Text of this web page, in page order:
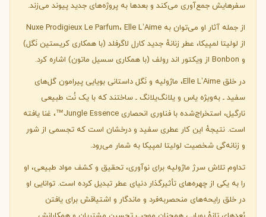
سفرهایش جمع‌آوری می‌کند و بعدها به پروژه‌های جدید پیوند می‌زند.
از جمله آثار او می‌توان به Nuxe Prodigieux Le Parfum، Elle L’Aime
از لولیتا لمپیکا، عطر زنانهٔ جدید کارل لاگرفلد (با همکاری کریستین نَگل)
و Bonbon از ویکتور اند رولف (با همکاری سسیل ماتون) اشاره کرد.
در خلق Elle L’Aime، ماژولیه و نَگل داستانی بویایی پیرامون گل‌های
سفید ـ به‌ویژه یاس و یلانگ‌یلانگ ـ ساختند که با یک نُت طبیعی
نارگیل، استخراج‌شده با فناوری انحصاری Jungle Essence™، غنا یافته
است. نتیجهٔ این کار عطری سفید و درخشان است که تجسمی از شور
و زنانه‌گی شخصیت لولیتا لمپیکا به شمار می‌رود.
تداوم تلاش سرژ ماژولیه برای نوآوری، تحقیق و کشف مواد طبیعی، او
را به یکی از چهره‌های تأثیرگذار دنیای عطر تبدیل کرده است. توانایی او
در خلق رایحه‌های منحصربه‌فرد و ماندگار و اشتیاقش برای یافتن